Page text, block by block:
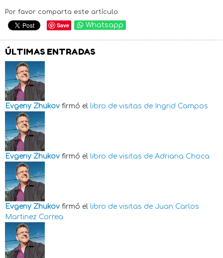
Por favor comparta este artículo:
Save Whatsapp
ÚLTIMAS ENTRADAS
Evgeny Zhukov firmó el libro de visitas de Ingrid Campos
Evgeny Zhukov firmó el libro de visitas de Adriana Choca
Evgeny Zhukov firmó el libro de visitas de Juan Carlos
Martinez Correa